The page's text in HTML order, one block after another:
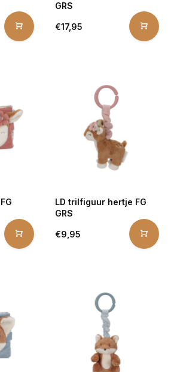
GRS
€17,95
LD trilfiguur hertje FG
GRS
€9,95